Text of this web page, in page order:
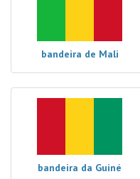
bandeira de Mali
bandeira da Guiné